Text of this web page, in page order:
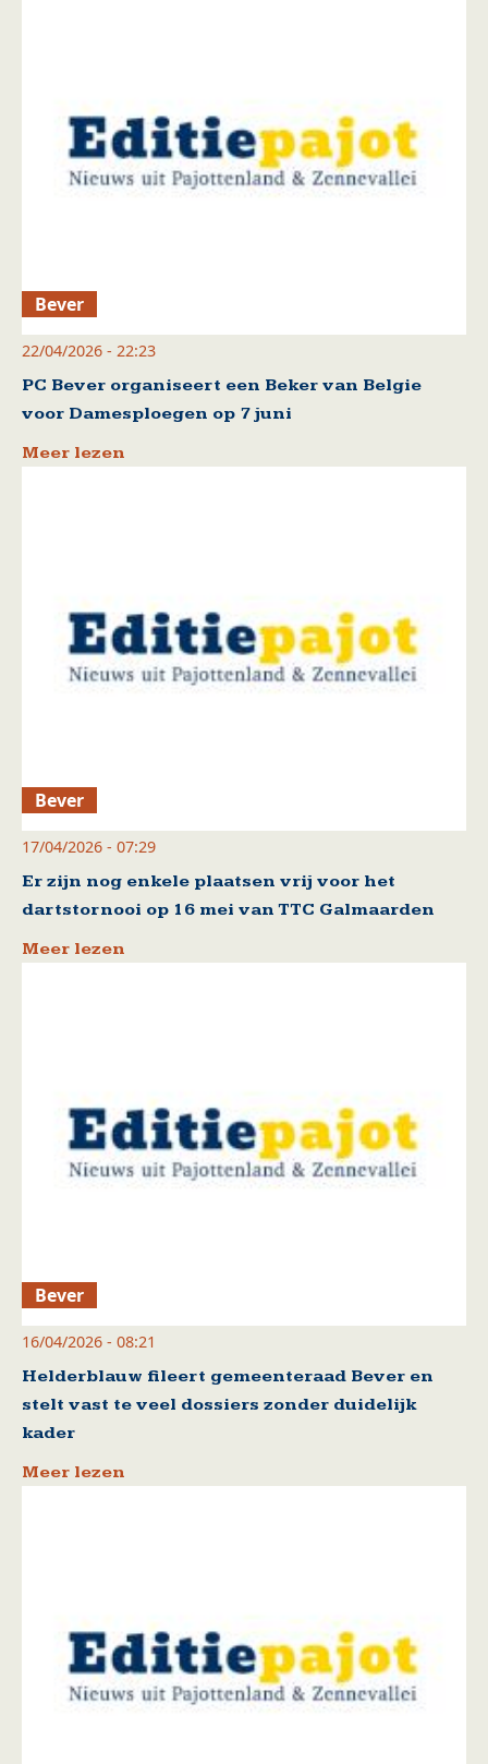
Bever
22/04/2026 - 22:23
PC Bever organiseert een Beker van Belgie
voor Damesploegen op 7 juni
Meer lezen
Bever
17/04/2026 - 07:29
Er zijn nog enkele plaatsen vrij voor het
dartstornooi op 16 mei van TTC Galmaarden
Meer lezen
Bever
16/04/2026 - 08:21
Helderblauw fileert gemeenteraad Bever en
stelt vast te veel dossiers zonder duidelijk
kader
Meer lezen